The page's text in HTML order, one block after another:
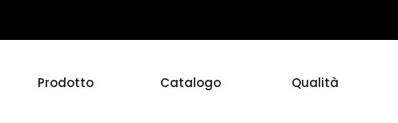
Prodotto Catalogo Qualità